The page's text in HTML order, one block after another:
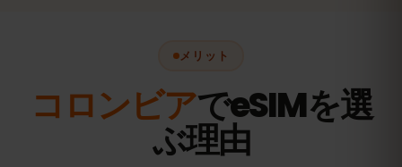
メリット
コロンビアでeSIMを選
ぶ理由